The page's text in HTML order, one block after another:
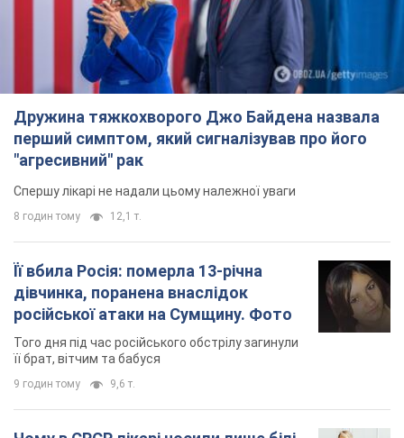
Спершу лікарі не надали цьому належної уваги
12,1 т.
Її вбила Росія: померла 13-річна
дівчинка, поранена внаслідок
російської атаки на Сумщину. Фото
Того дня під час російського обстрілу загинули
Чому в СРСР лікарі носили лише білі
халати
У цьому був як практичний, так і символічний
сенс
8 годин тому 4,1 т.